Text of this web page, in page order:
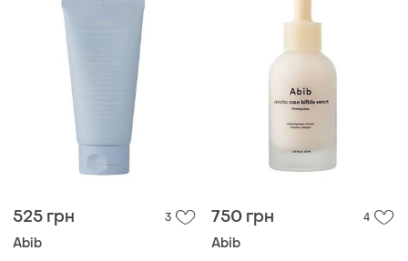
525 грн 3
Abib
750 грн 4
Abib